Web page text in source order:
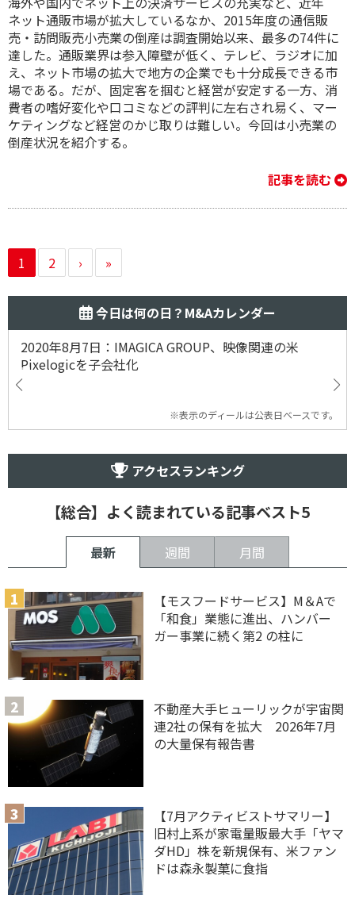
ネット通販市場が拡大しているなか、2015年度の通信販
売・訪問販売小売業の倒産は調査開始以来、最多の74件に
達した。通販業界は参入障壁が低く、テレビ、ラジオに加
え、ネット市場の拡大で地方の企業でも十分成長できる市
場である。だが、固定客を掴むと経営が安定する一方、消
費者の嗜好変化や口コミなどの評判に左右され易く、マー
ケティングなど経営のかじ取りは難しい。今回は小売業の
倒産状況を紹介する。
記事を読む
1 2 › »
今日は何の日？M&Aカレンダー
2020年8月7日：IMAGICA GROUP、映像関連の米
Pixelogicを子会社化
※表示のディールは公表日ベースです。
アクセスランキング
【総合】よく読まれている記事ベスト5
最新 週間 月間
【モスフードサービス】M＆Aで
「和食」業態に進出、ハンバー
ガー事業に続く第2 の柱に
不動産大手ヒューリックが宇宙関
連2社の保有を拡大 2026年7月
の大量保有報告書
【7月アクティビストサマリー】
旧村上系が家電量販最大手「ヤマ
ダHD」株を新規保有、米ファン
ドは森永製菓に食指